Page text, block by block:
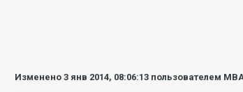
Изменено3 янв 2014, 08:06:13 пользователем